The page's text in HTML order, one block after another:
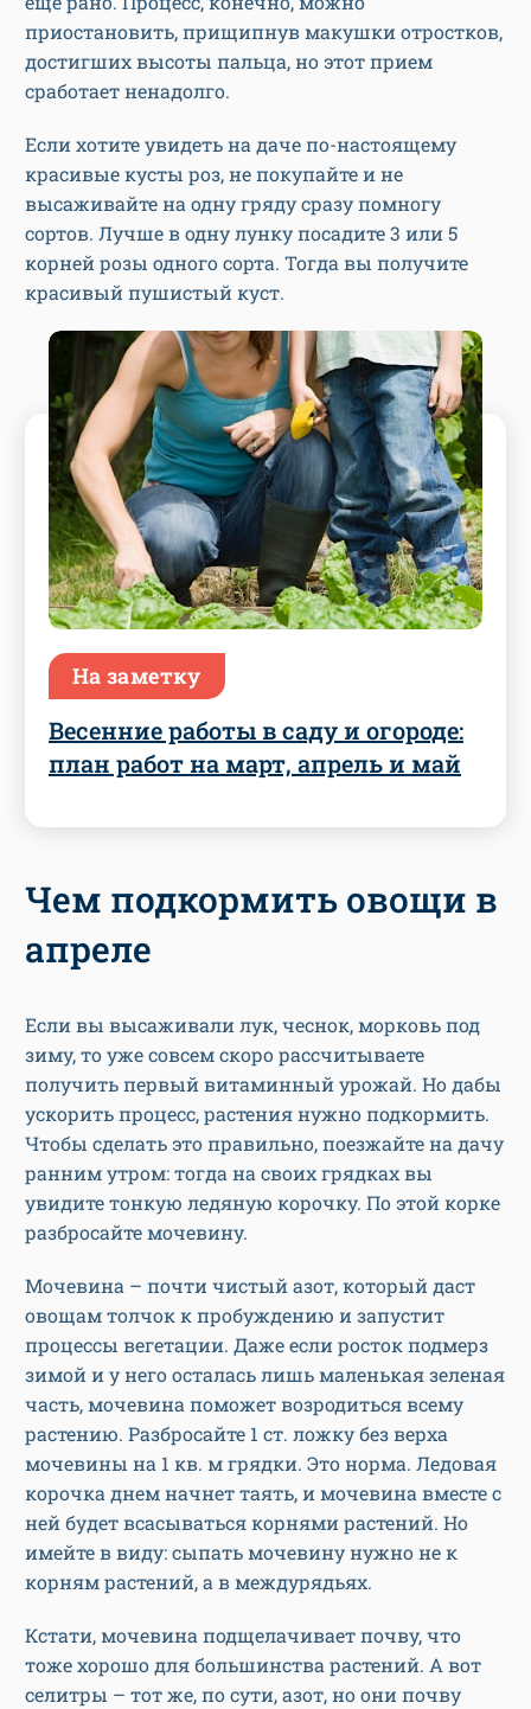
приостановить, прищипнув макушки отростков,
достигших высоты пальца, но этот прием
сработает ненадолго.
Если хотите увидеть на даче по-настоящему
красивые кусты роз, не покупайте и не
высаживайте на одну гряду сразу помногу
сортов. Лучше в одну лунку посадите 3 или 5
корней розы одного сорта. Тогда вы получите
красивый пушистый куст.
На заметку
Весенние работы в саду и огороде:
план работ на март, апрель и май
Чем подкормить овощи в
апреле
Если вы высаживали лук, чеснок, морковь под
зиму, то уже совсем скоро рассчитываете
получить первый витаминный урожай. Но дабы
ускорить процесс, растения нужно подкормить.
Чтобы сделать это правильно, поезжайте на дачу
ранним утром: тогда на своих грядках вы
увидите тонкую ледяную корочку. По этой корке
разбросайте мочевину.
Мочевина – почти чистый азот, который даст
овощам толчок к пробуждению и запустит
процессы вегетации. Даже если росток подмерз
зимой и у него осталась лишь маленькая зеленая
часть, мочевина поможет возродиться всему
растению. Разбросайте 1 ст. ложку без верха
мочевины на 1 кв. м грядки. Это норма. Ледовая
корочка днем начнет таять, и мочевина вместе с
ней будет всасываться корнями растений. Но
имейте в виду: сыпать мочевину нужно не к
корням растений, а в междурядьях.
Кстати, мочевина подщелачивает почву, что
тоже хорошо для большинства растений. А вот
селитры – тот же, по сути, азот, но они почву